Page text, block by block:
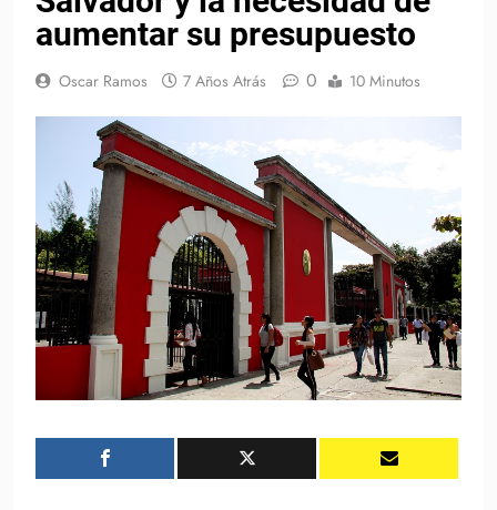
aumentar su presupuesto
Oscar Ramos 7 Años Atrás 0 10 Minutos